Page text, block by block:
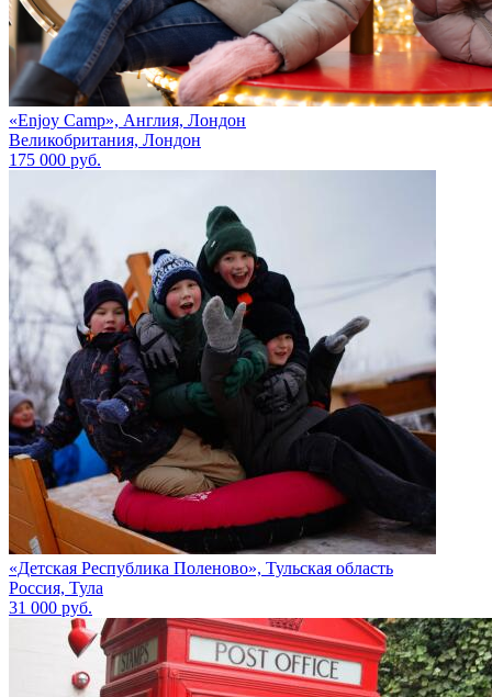
«Enjoy Camp», Англия, Лондон
Великобритания, Лондон
175 000 руб.
«Детская Республика Поленово», Тульская область
Россия, Тула
31 000 руб.